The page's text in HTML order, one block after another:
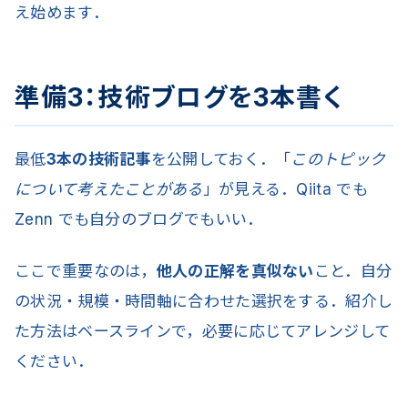
え始めます．
準備3：技術ブログを3本書く
最低3本の技術記事を公開しておく．「このトピック
について考えたことがある 」が見える．Qiita でも
Zenn でも自分のブログでもいい．
ここで重要なのは， 他人の正解を真似ない こと．自分
の状況・規模・時間軸に合わせた選択をする．紹介し
た方法はベースラインで，必要に応じてアレンジして
ください．